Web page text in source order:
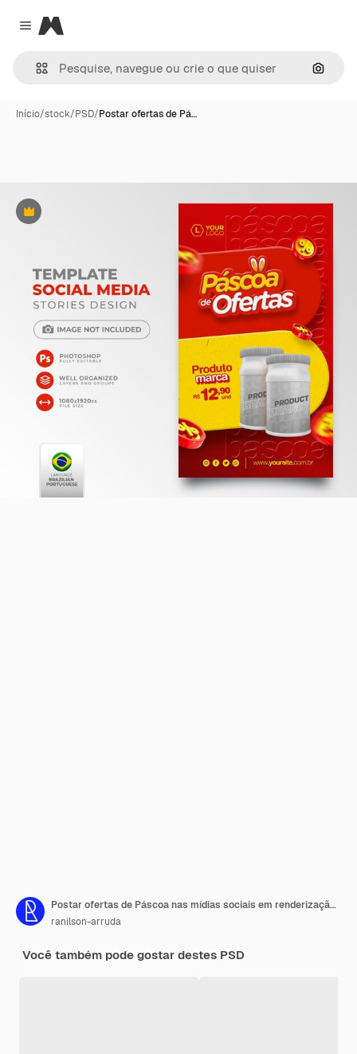
Close menu
Magnific
Início/stock/PSD/Postar ofertas de Pá…
Premium
Postar ofertas de Páscoa nas mídias sociais em renderização 3d portuguesa para campanha de marketing no brasil
ranilson-arruda
Você também pode gostar destes PSD